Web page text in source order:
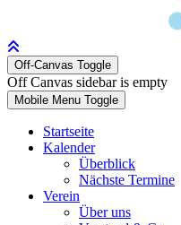
Off-Canvas Toggle
Off Canvas sidebar is empty
Mobile Menu Toggle
Startseite
Kalender
Überblick
Nächste Termine
Verein
Über uns